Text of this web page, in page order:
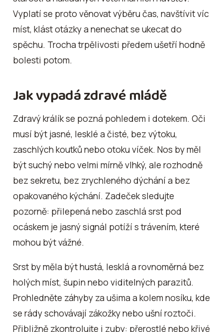
Vyplatí se proto věnovat výběru čas, navštívit víc
míst, klást otázky a nenechat se ukecat do
spěchu. Trocha trpělivosti předem ušetří hodně
bolesti potom.
Jak vypadá zdravé mládě
Zdravý králík se pozná pohledem i dotekem. Oči
musí být jasné, lesklé a čisté, bez výtoku,
zaschlých koutků nebo otoku víček. Nos by měl
být suchý nebo velmi mírně vlhký, ale rozhodně
bez sekretu, bez zrychleného dýchání a bez
opakovaného kýchání. Zadeček sledujte
pozorně: přilepená nebo zaschlá srst pod
ocáskem je jasný signál potíží s trávením, které
mohou být vážné.
Srst by měla být hustá, lesklá a rovnoměrná bez
holých míst, šupin nebo viditelných parazitů.
Prohledněte záhyby za ušima a kolem nosíku, kde
se rády schovávají zákožky nebo ušní roztoči.
Přibližně zkontrolujte i zuby: přerostlé nebo křivé